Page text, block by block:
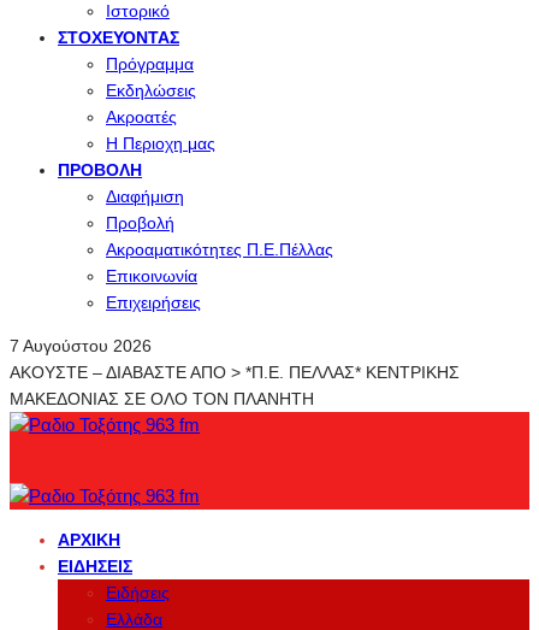
Ιστορικό
ΣΤΟΧΕΎΟΝΤΑΣ
Πρόγραμμα
Εκδηλώσεις
Ακροατές
Η Περιοχη μας
ΠΡΟΒΟΛΉ
Διαφήμιση
Προβολή
Ακροαματικότητες Π.Ε.Πέλλας
Επικοινωνία
Επιχειρήσεις
7 Αυγούστου 2026
ΑΚΟΥΣΤΕ – ΔΙΑΒΑΣΤΕ ΑΠΟ > *Π.Ε. ΠΕΛΛΑΣ* ΚΕΝΤΡΙΚΗΣ
ΜΑΚΕΔΟΝΙΑΣ ΣΕ ΟΛΟ ΤΟΝ ΠΛΑΝΗΤΗ
ΑΡΧΙΚΉ
ΕΙΔΉΣΕΙΣ
Ειδήσεις
Ελλάδα